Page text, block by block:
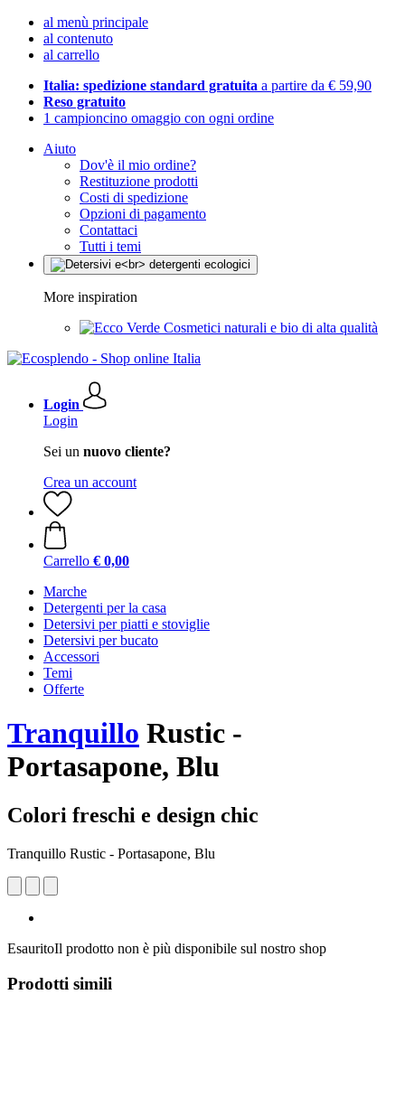
al menù principale
al contenuto
al carrello
Italia: spedizione standard gratuita a partire da € 59,90
Reso gratuito
1 campioncino omaggio con ogni ordine
Aiuto
Dov'è il mio ordine?
Restituzione prodotti
Costi di spedizione
Opzioni di pagamento
Contattaci
Tutti i temi
More inspiration
Cosmetici naturali e bio di alta qualità
Login
Login
Sei un nuovo cliente?
Crea un account
Carrello € 0,00
Marche
Detergenti per la casa
Detersivi per piatti e stoviglie
Detersivi per bucato
Accessori
Temi
Offerte
Tranquillo Rustic -
Portasapone, Blu
Colori freschi e design chic
Tranquillo Rustic - Portasapone, Blu
EsauritoIl prodotto non è più disponibile sul nostro shop
Prodotti simili